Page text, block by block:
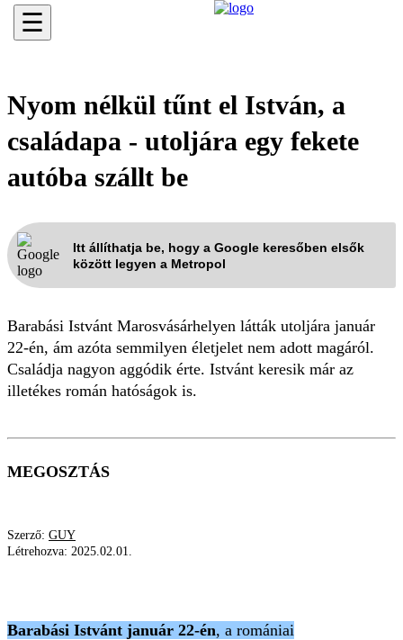
☰
Nyom nélkül tűnt el István, a
családapa - utoljára egy fekete
autóba szállt be
Itt állíthatja be, hogy a Google keresőben elsők
között legyen a Metropol
Barabási Istvánt Marosvásárhelyen látták utoljára január
22-én, ám azóta semmilyen életjelet nem adott magáról.
Családja nagyon aggódik érte. Istvánt keresik már az
illetékes román hatóságok is.
MEGOSZTÁS
Szerző: GUY
Létrehozva: 2025.02.01.
Barabási Istvánt január 22-én, a romániai